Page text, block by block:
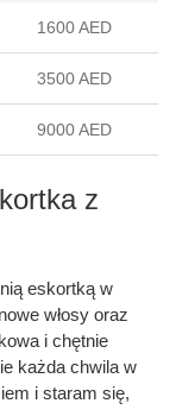
z
eskortką w
włosy oraz
i chętnie
każda chwila w
i staram się,
1600 AED
3500 AED
9000 AED